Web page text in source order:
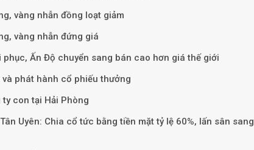
vàng nhẫn đồng loạt giảm
vàng nhẫn đứng giá
Ấn Độ chuyển sang bán cao hơn giá thế giới
phát hành cổ phiếu thưởng
con tại Hải Phòng
Uyên: Chia cổ tức bằng tiền mặt tỷ lệ 60%, lấn sân sang